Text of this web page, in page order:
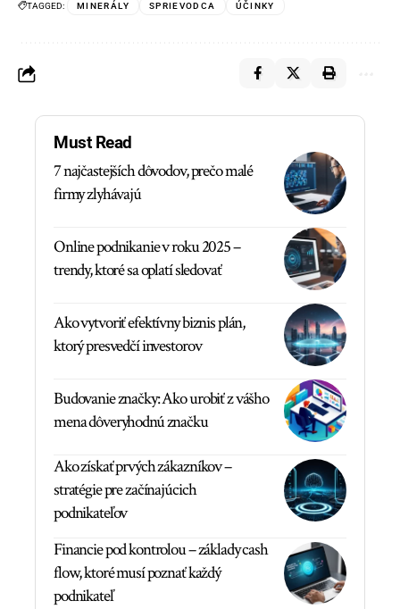
TAGGED: MINERÁLY SPRIEVODCA ÚČINKY
Must Read
7 najčastejších dôvodov, prečo malé
firmy zlyhávajú
Online podnikanie v roku 2025 –
trendy, ktoré sa oplatí sledovať
Ako vytvoriť efektívny biznis plán,
ktorý presvedčí investorov
Budovanie značky: Ako urobiť z vášho
mena dôveryhodnú značku
Ako získať prvých zákazníkov –
stratégie pre začínajúcich
podnikateľov
Financie pod kontrolou – základy cash
flow, ktoré musí poznať každý
podnikateľ